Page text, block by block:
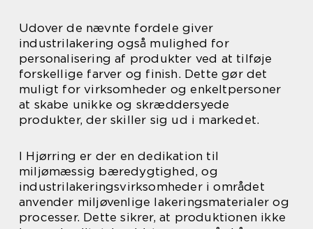
Udover de nævnte fordele giver
industrilakering også mulighed for
personalisering af produkter ved at tilføje
forskellige farver og finish. Dette gør det
muligt for virksomheder og enkeltpersoner
at skabe unikke og skræddersyede
produkter, der skiller sig ud i markedet.
I Hjørring er der en dedikation til
miljømæssig bæredygtighed, og
industrilakeringsvirksomheder i området
anvender miljøvenlige lakeringsmaterialer og
processer. Dette sikrer, at produktionen ikke